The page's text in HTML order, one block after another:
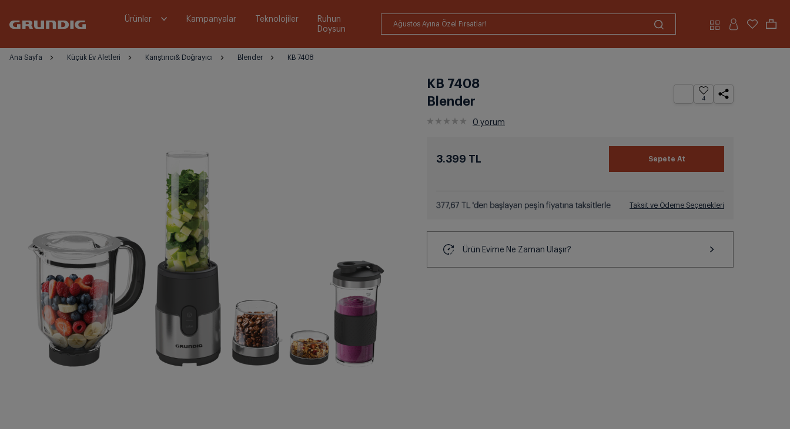
Ürünler Kampanyalar Teknolojiler
Ruhun
Doysun
Ağustos Ayına Özel Fırsatlar!
Ana Sayfa Küçük Ev Aletleri Karıştırıcı& Doğrayıcı Blender KB 7408
KB 7408
Blender
4
0 yorum
3.399 TL
Taksit ve Ödeme Seçenekleri
Ürün Evime Ne Zaman Ulaşır?